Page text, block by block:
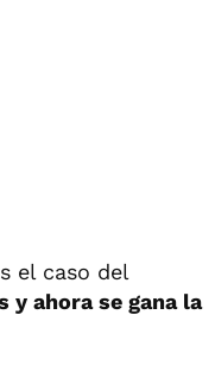
el caso del
ahora se gana la